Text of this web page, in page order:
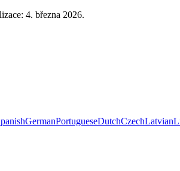
4. března 2026.
GermanPortugueseDutchCzechLatvian